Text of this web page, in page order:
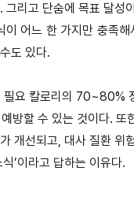
리고 단숨에 목표 달성
어느 한 가지만 충족
도 있다.
필요 칼로리의 70~80%
방할 수 있는 것이다.
개선되고, 대사 질환
’이라고 답하는 이유다.